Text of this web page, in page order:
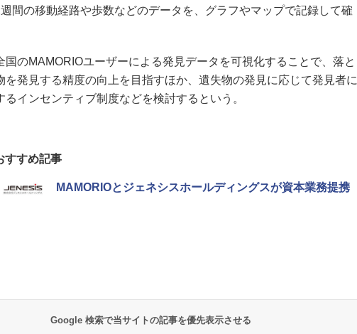
間の移動経路や歩数などのデータを、グラフやマップで記録して確
のMAMORIOユーザーによる発見データを可視化することで、落と
を発見する精度の向上を目指すほか、遺失物の発見に応じて発見者に
るインセンティブ制度などを検討するという。
すすめ記事
MAMORIOとジェネシスホールディングスが資本業務提携
Google 検索で当サイトの記事を優先表示させる